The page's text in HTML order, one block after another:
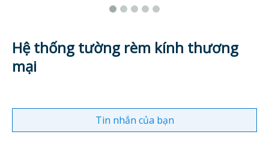
Hệ thống tường rèm kính thương
mại
Tin nhắn của bạn